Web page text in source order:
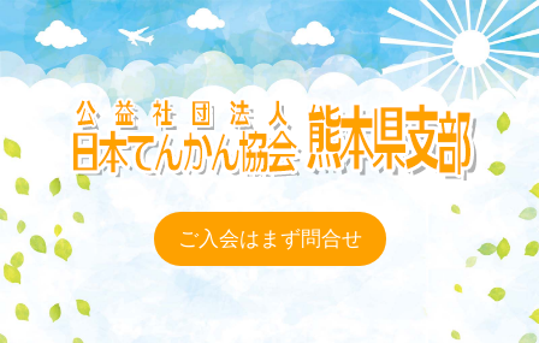
テ
ツ
へ
ス
キ
ッ
プ
ご入会はまず問合せ